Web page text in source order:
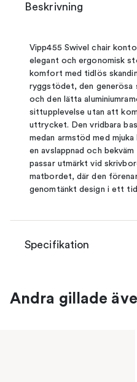
Beskrivning
Vipp455 Swivel chair
elegant och ergonomisk
komfort med tidlös
ryggstödet, den generösa
och den lätta
sittupplevelse utan att
uttrycket. Den vridbara
medan armstöd med
en avslappnad och
passar utmärkt vid
matbordet, där den
genomtänkt design i ett
Specifikation
Andra gillade